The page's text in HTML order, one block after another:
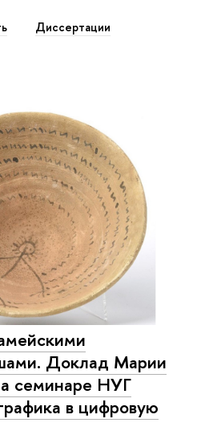
Диссертации
Доклад Марии
семинаре НУГ
в цифровую